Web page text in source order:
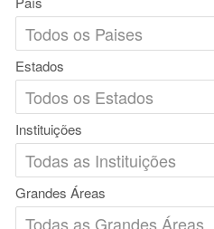
Estados
Instituições
Grandes Áreas